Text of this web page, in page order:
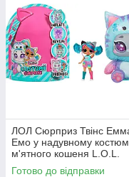
ЛОЛ Сюрприз Твінс
Емо у надувному
м'ятного кошеня L.O.L.
Surprise Tweens Emma
Готово до відправки